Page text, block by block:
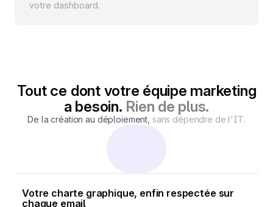
votre dashboard.
Tout ce dont votre équipe marketing
a besoin. Rien de plus.
De la création au déploiement, sans dépendre de l'IT.
Votre charte graphique, enfin respectée sur
chaque email